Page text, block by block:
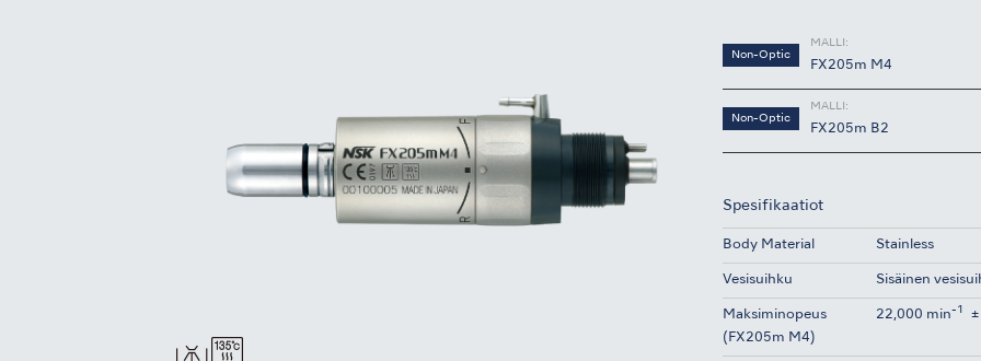
Non-Optic
MALLI:
FX205m M4
Non-Optic
MALLI:
FX205m B2
Spesifikaatiot
Body Material Stainless
Vesisuihku Sisäinen
Maksiminopeus
(FX205m M4)
22,000 min-1 ±